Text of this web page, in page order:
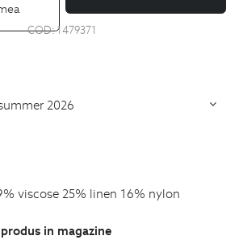
COD:1479371
2026
viscose 25% linen 16% nylon
in magazine